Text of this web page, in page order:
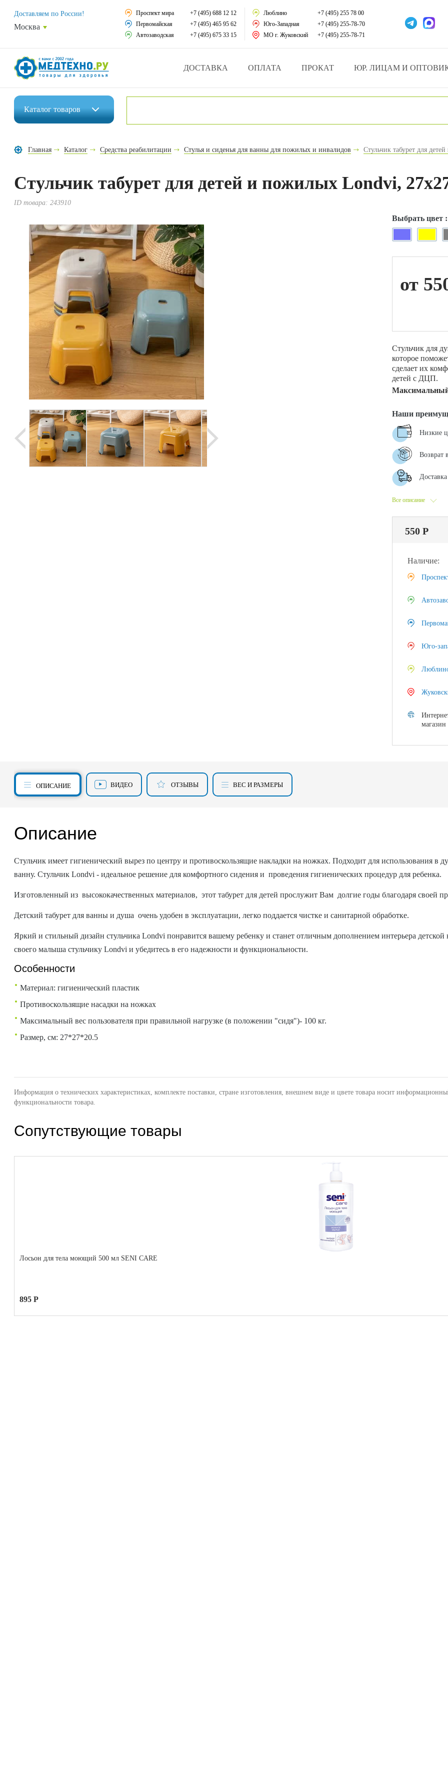
Средства реабилитации
Средства по уходу за больными
Домашняя медтехника
Уникальные и полезные товары
Уценка
Прокат инвалидной техники
Доставляем по России!
Москва
Проспект мира
+7 (495) 688 12 12
Первомайская
+7 (495) 465 95 62
Автозаводская
+7 (495) 675 33 15
Люблино
+7 (495) 255 78 00
Юго-Западная
+7 (495) 255-78-70
МО г. Жуковский
+7 (495) 255-78-71
ДОСТАВКА ОПЛАТА ПРОКАТ ЮР. ЛИЦАМ И
Каталогтоваров
Средства по уходу за больными
Ортопедические изделия
Ортопедические матрасы и подушки
Домашняя медтехника
Экология дома
Товары для красоты и здоровья
Товары для врачей и мед.учреждений
Уникальные и полезные товары
Распродажа
Уценка
Прокат инвалидной техники
Главная Каталог Средства реабилитации Стулья и сиденья для ванны для пожилых и инвалидов Стульчик табурет для
Стульчик табурет для детей и пожилых Londvi,
ID товара:243910
Выбрать цвет :
от
Стульчик для
которое
сделает их
детей с ДЦП.
Максимальный
Все описание
Наши
Низкие
Возврат
550 Р
Наличие:
Юго-
магазин
ОПИСАНИЕ ВИДЕО ОТЗЫВЫ ВЕС И РАЗМЕРЫ
Описание
Стульчик имеет гигиенический вырез по центру и противоскользящие накладки на ножках. Подходит для использования в
ванну. Стульчик Londvi - идеальное решение для комфортного сидения и проведения гигиенических процедур для ребенка.
Изготовленный из высококачественных материалов, этот табурет для детей прослужит Вам долгие годы благодаря своей
Детский табурет для ванны и душа очень удобен в эксплуатации, легко поддается чистке и санитарной обработке.
Яркий и стильный дизайн стульчика Londvi понравится вашему ребенку и станет отличным дополнением интерьера детской
своего малыша стульчику Londvi и убедитесь в его надежности и функциональности.
Особенности
Материал: гигиенический пластик
Противоскользящие насадки на ножках
Максимальный вес пользователя при правильной нагрузке (в положении "сидя")- 100 кг.
Размер, см: 27*27*20.5
Информация о технических характеристиках, комплекте поставки, стране изготовления, внешнем виде и цвете товара носит
функциональности товара.
Сопутствующие товары
Лосьон для тела моющий 500 мл SENI CARE
895 Р